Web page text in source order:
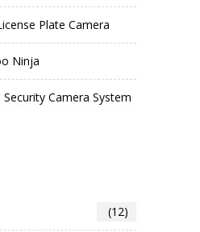
Plate Camera
Ninja
Security Camera System
(12)